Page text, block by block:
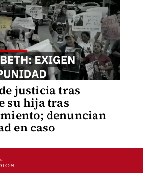
justicia tras
su hija tras
denuncian
en caso